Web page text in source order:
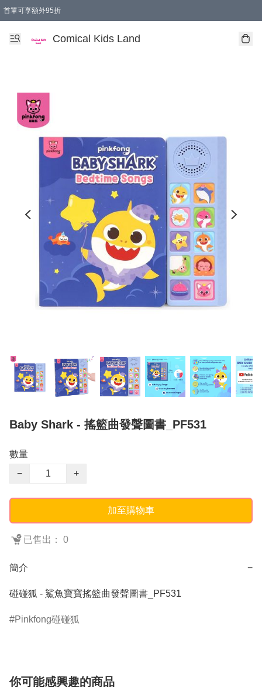
首單可享額外95折
Comical Kids Land
Baby Shark - 搖籃曲發聲圖書_PF531
數量
−
+
加至購物車
已售出： 0
簡介 −
碰碰狐 - 鯊魚寶寶搖籃曲發聲圖書_PF531
Pinkfong碰碰狐
你可能感興趣的商品